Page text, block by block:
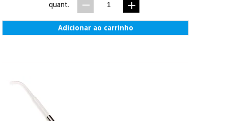
quant.
Adicionar ao carrinho